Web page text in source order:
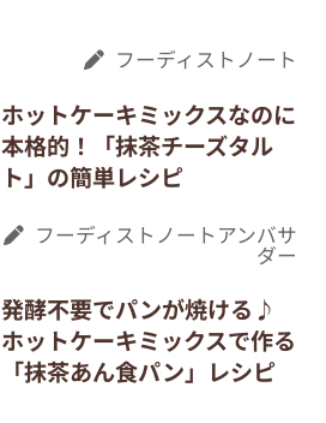
フーディストノート
ホットケーキミックスなのに
本格的！「抹茶チーズタル
ト」の簡単レシピ
フーディストノートアンバサ
ダー
発酵不要でパンが焼ける♪
ホットケーキミックスで作る
「抹茶あん食パン」レシピ